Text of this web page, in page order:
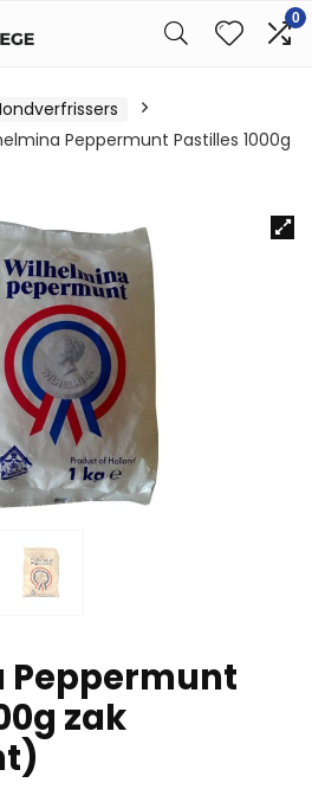
0
Peppermunt Pastilles 1000g
zak